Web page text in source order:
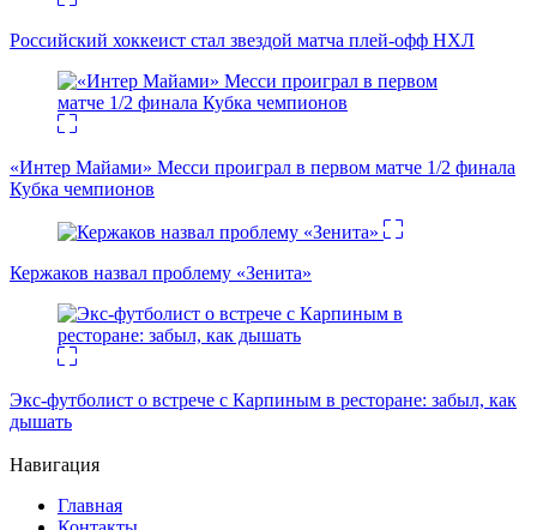
Российский хоккеист стал звездой матча плей-офф НХЛ
«Интер Майами» Месси проиграл в первом матче 1/2 финала
Кубка чемпионов
Кержаков назвал проблему «Зенита»
Экс-футболист о встрече с Карпиным в ресторане: забыл, как
дышать
Навигация
Главная